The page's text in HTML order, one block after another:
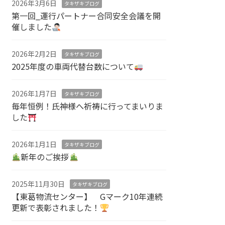
2026年3月6日 タキザキブログ
第一回_運行パートナー合同安全会議を開
催しました
2026年2月2日 タキザキブログ
2025年度の車両代替台数について
2026年1月7日 タキザキブログ
毎年恒例！氏神様へ祈祷に行ってまいりま
した
2026年1月1日 タキザキブログ
新年のご挨拶
2025年11月30日 タキザキブログ
【東葛物流センター】 Gマーク10年連続
更新で表彰されました！